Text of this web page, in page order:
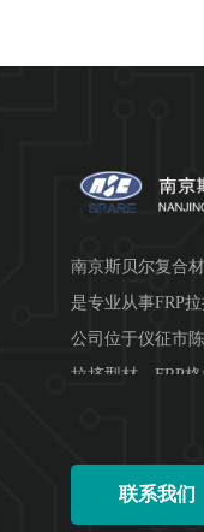
南京斯贝尔复合
是专业从事FRP
公司位于仪征市
拉挤型材、FRP格
联系我们